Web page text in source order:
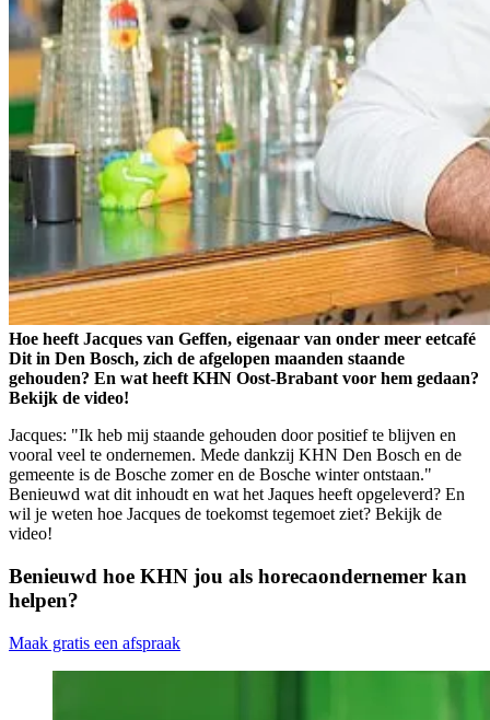
Hoe heeft Jacques van Geffen, eigenaar van onder meer eetcafé
Dit in Den Bosch, zich de afgelopen maanden staande
gehouden? En wat heeft KHN Oost-Brabant voor hem gedaan?
Bekijk de video!
Jacques: "Ik heb mij staande gehouden door positief te blijven en
vooral veel te ondernemen. Mede dankzij KHN Den Bosch en de
gemeente is de Bosche zomer en de Bosche winter ontstaan."
Benieuwd wat dit inhoudt en wat het Jaques heeft opgeleverd? En
wil je weten hoe Jacques de toekomst tegemoet ziet? Bekijk de
video!
Benieuwd hoe KHN jou als horecaondernemer kan
helpen?
Maak gratis een afspraak